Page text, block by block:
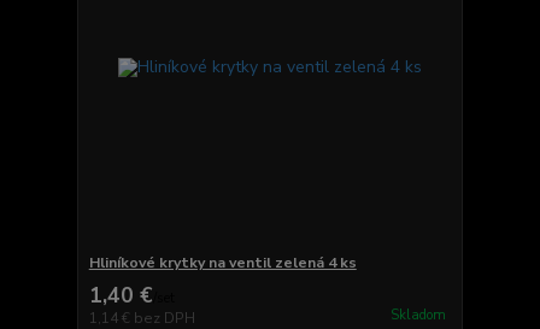
Hliníkové krytky na ventil zelená 4 ks
1,40 €
1,14 € bez DPH Skladom